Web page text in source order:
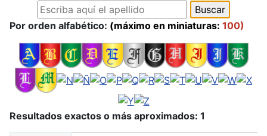
Por orden alfabético: (máximo en miniaturas: 100)
Resultados exactos o más aproximados: 1